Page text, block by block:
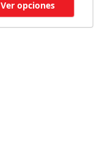
Ver opciones